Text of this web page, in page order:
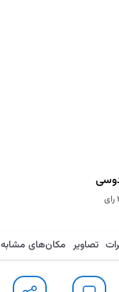
تصاویر مکان‌های مشابه